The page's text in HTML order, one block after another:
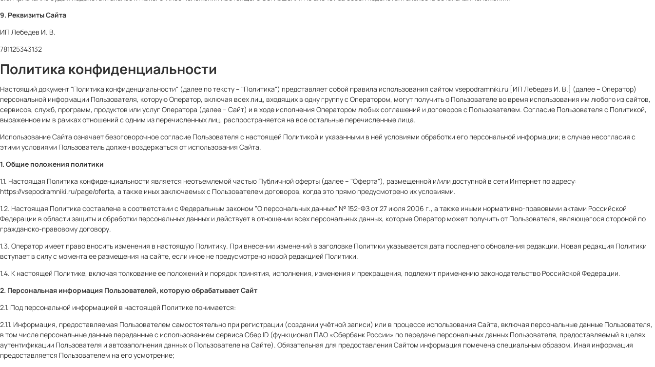
9. Реквизиты Сайта
ИП Лебедев И. В.
781125343132
Политика конфиденциальности
Настоящий документ "Политика конфиденциальности" (далее по тексту – "Политика") представляет собой правила использования сайтом vsepodramniki.ru [ИП Лебедев И. В.] (далее – Оператор)
персональной информации Пользователя, которую Оператор, включая всех лиц, входящих в одну группу с Оператором, могут получить о Пользователе во время использования им любого из сайтов,
сервисов, служб, программ, продуктов или услуг Оператора (далее – Сайт) и в ходе исполнения Оператором любых соглашений и договоров с Пользователем. Согласие Пользователя с Политикой,
выраженное им в рамках отношений с одним из перечисленных лиц, распространяется на все остальные перечисленные лица.
Использование Сайта означает безоговорочное согласие Пользователя с настоящей Политикой и указанными в ней условиями обработки его персональной информации; в случае несогласия с
этими условиями Пользователь должен воздержаться от использования Сайта.
1. Общие положения политики
1.1. Настоящая Политика конфиденциальности является неотъемлемой частью Публичной оферты (далее – "Оферта"), размещенной и/или доступной в сети Интернет по адресу:
https://vsepodramniki.ru/page/oferta, а также иных заключаемых с Пользователем договоров, когда это прямо предусмотрено их условиями.
1.2. Настоящая Политика составлена в соответствии с Федеральным законом "О персональных данных" № 152-ФЗ от 27 июля 2006 г., а также иными нормативно-правовыми актами Российской
Федерации в области защиты и обработки персональных данных и действует в отношении всех персональных данных, которые Оператор может получить от Пользователя, являющегося стороной по
гражданско-правовому договору.
1.3. Оператор имеет право вносить изменения в настоящую Политику. При внесении изменений в заголовке Политики указывается дата последнего обновления редакции. Новая редакция Политики
вступает в силу с момента ее размещения на сайте, если иное не предусмотрено новой редакцией Политики.
1.4. К настоящей Политике, включая толкование ее положений и порядок принятия, исполнения, изменения и прекращения, подлежит применению законодательство Российской Федерации.
2. Персональная информация Пользователей, которую обрабатывает Сайт
2.1. Под персональной информацией в настоящей Политике понимается:
2.1.1. Информация, предоставляемая Пользователем самостоятельно при регистрации (создании учётной записи) или в процессе использования Сайта, включая персональные данные Пользователя,
в том числе персональные данные переданные с использованием сервиса Сбер ID (функционал ПАО «Сбербанк России» по передаче персональных данных Пользователя, предоставляемый в целях
аутентификации Пользователя и автозаполнения данных о Пользователе на Сайте). Обязательная для предоставления Сайтом информация помечена специальным образом. Иная информация
предоставляется Пользователем на его усмотрение;